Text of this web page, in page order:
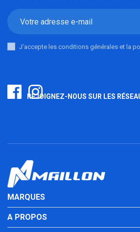
J'accepte les conditions générales et la
REJOIGNEZ-NOUS SUR LES
MARQUES
A PROPOS